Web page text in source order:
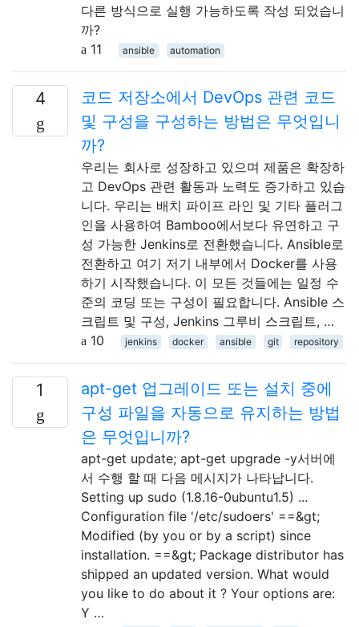
다른 방식으로 실행 가능하도록 작성 되었습니
까?
11
ansible automation
4
코드 저장소에서 DevOps 관련 코드
및 구성을 구성하는 방법은 무엇입니
까?
우리는 회사로 성장하고 있으며 제품은 확장하
고 DevOps 관련 활동과 노력도 증가하고 있습
니다. 우리는 배치 파이프 라인 및 기타 플러그
인을 사용하여 Bamboo에서보다 유연하고 구
성 가능한 Jenkins로 전환했습니다. Ansible로
전환하고 여기 저기 내부에서 Docker를 사용
하기 시작했습니다. 이 모든 것들에는 일정 수
준의 코딩 또는 구성이 필요합니다. Ansible 스
크립트 및 구성, Jenkins 그루비 스크립트, …
10
jenkins docker ansible git repository
1
apt-get 업그레이드 또는 설치 중에
구성 파일을 자동으로 유지하는 방법
은 무엇입니까?
apt-get update; apt-get upgrade -y서버에
서 수행 할 때 다음 메시지가 나타납니다.
Setting up sudo (1.8.16-0ubuntu1.5) ...
Configuration file '/etc/sudoers' ==&gt;
Modified (by you or by a script) since
installation. ==&gt; Package distributor has
shipped an updated version. What would
you like to do about it ? Your options are:
Y …